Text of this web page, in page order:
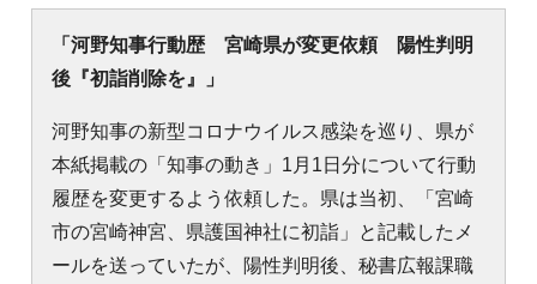
「河野知事行動歴 宮崎県が変更依頼 陽性判明
後『初詣削除を』」
河野知事の新型コロナウイルス感染を巡り、県が
本紙掲載の「知事の動き」1月1日分について行動
履歴を変更するよう依頼した。県は当初、「宮崎
市の宮崎神宮、県護国神社に初詣」と記載したメ
ールを送っていたが、陽性判明後、秘書広報課職